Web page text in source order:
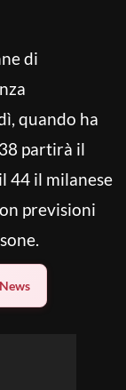
di
quando ha
partirà il
44 il milanese
previsioni
News